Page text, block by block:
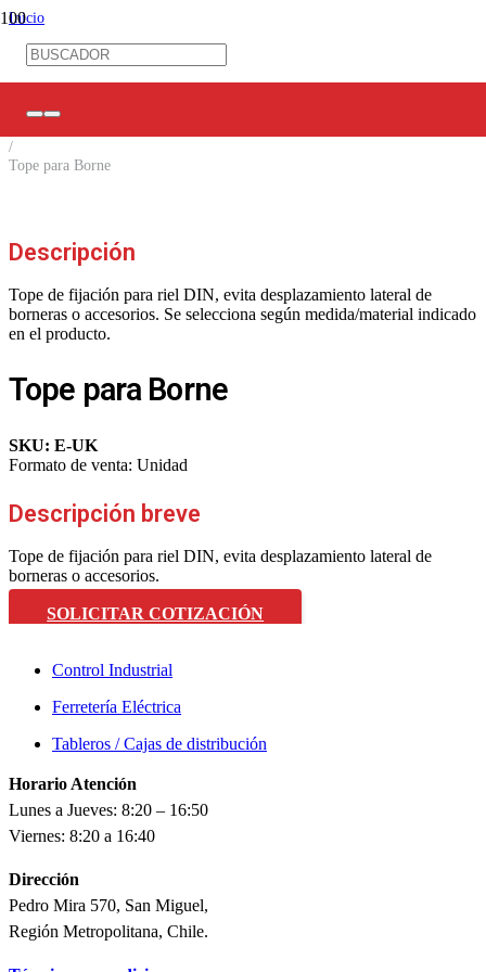
Inicio
Control Industrial
/
Tope para Borne
Descripción
Tope de fijación para riel DIN, evita desplazamiento lateral de
borneras o accesorios. Se selecciona según medida/material indicado
en el producto.
Tope para Borne
SKU: E-UK
Formato de venta: Unidad
Descripción breve
Tope de fijación para riel DIN, evita desplazamiento lateral de
borneras o accesorios.
SOLICITAR COTIZACIÓN
Control Industrial
Ferretería Eléctrica
Tableros / Cajas de distribución
Horario Atención
Lunes a Jueves: 8:20 – 16:50
Viernes: 8:20 a 16:40
Dirección
Pedro Mira 570, San Miguel,
Región Metropolitana, Chile.